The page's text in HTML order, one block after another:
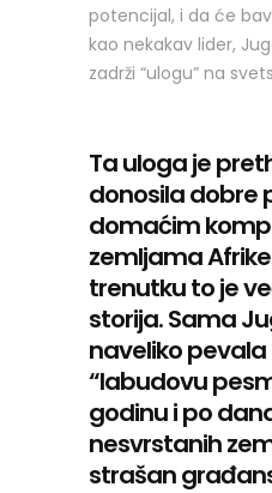
potencijal, i da će
kao nekakav lider,
zadrži “ulogu” na
Ta uloga je
donosila dobre
domaćim
zemljama
trenutku to je
storija. Sama
naveliko
“labudovu
godinu i po
nesvrstanih
strašan